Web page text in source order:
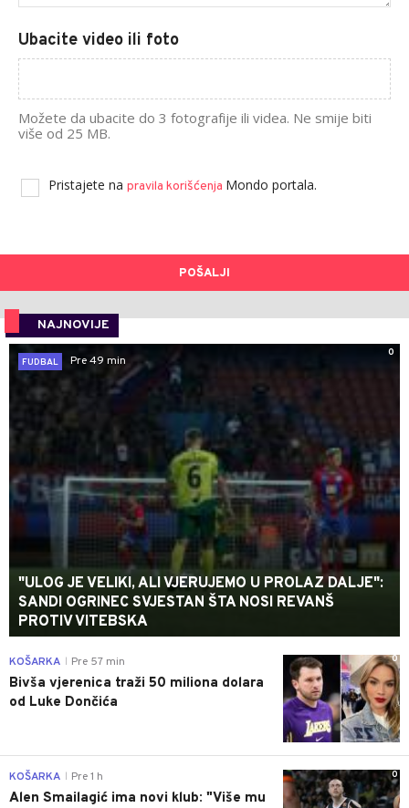
Ubacite video ili foto
Možete da ubacite do 3 fotografije ili videa. Ne smije biti
više od 25 MB.
Pristajete na pravila korišćenja Mondo portala.
POŠALJI
NAJNOVIJE
0
FUDBAL
Pre 49 min
"ULOG JE VELIKI, ALI VJERUJEMO U PROLAZ DALJE":
SANDI OGRINEC SVJESTAN ŠTA NOSI REVANŠ
PROTIV VITEBSKA
0
KOŠARKA Pre 57 min
Bivša vjerenica traži 50 miliona dolara
od Luke Dončića
0
KOŠARKA Pre 1 h
Alen Smailagić ima novi klub: "Više mu